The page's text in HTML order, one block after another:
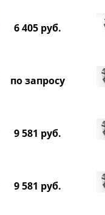
6 405 руб.
по запросу
9 581 руб.
9 581 руб.